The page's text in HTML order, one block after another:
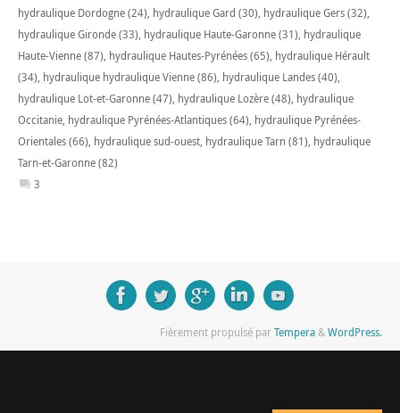
hydraulique Dordogne (24), hydraulique Gard (30), hydraulique Gers (32),
hydraulique Gironde (33), hydraulique Haute-Garonne (31), hydraulique
Haute-Vienne (87), hydraulique Hautes-Pyrénées (65), hydraulique Hérault
(34), hydraulique hydraulique Vienne (86), hydraulique Landes (40),
hydraulique Lot-et-Garonne (47), hydraulique Lozère (48), hydraulique
Occitanie, hydraulique Pyrénées-Atlantiques (64), hydraulique Pyrénées-
Orientales (66), hydraulique sud-ouest, hydraulique Tarn (81), hydraulique
Tarn-et-Garonne (82)
3
Fièrement propulsé parTempera&WordPress.